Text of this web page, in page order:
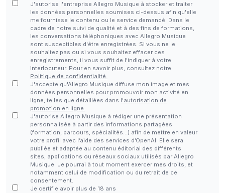
J'autorise l'entreprise Allegro Musique à stocker et traiter
les données personnelles soumises ci-dessus afin qu'elle
me fournisse le contenu ou le service demandé. Dans le
cadre de notre suivi de qualité et à des fins de formations,
les conversations téléphoniques avec Allegro Musique
sont susceptibles d'être enregistrées. Si vous ne le
souhaitez pas ou si vous souhaitez effacer ces
enregistrements, il vous suffit de l'indiquer à votre
interlocuteur. Pour en savoir plus, consultez notre
Politique de confidentialité.
J'accepte qu'Allegro Musique diffuse mon image et mes
données personnelles pour promouvoir mon activité en
ligne, telles que détaillées dans l'autorisation de
promotion en ligne.
J'autorise Allegro Musique à rédiger une présentation
personnalisée à partir des informations partagées
(formation, parcours, spécialités…) afin de mettre en valeur
votre profil avec l’aide des services d’OpenAI. Elle sera
publiée et adaptée au contenu éditorial des différents
sites, applications ou réseaux sociaux utilisés par Allegro
Musique. Je pourrai à tout moment exercer mes droits, et
notamment celui de modification ou du retrait de ce
consentement.
Je certifie avoir plus de 18 ans